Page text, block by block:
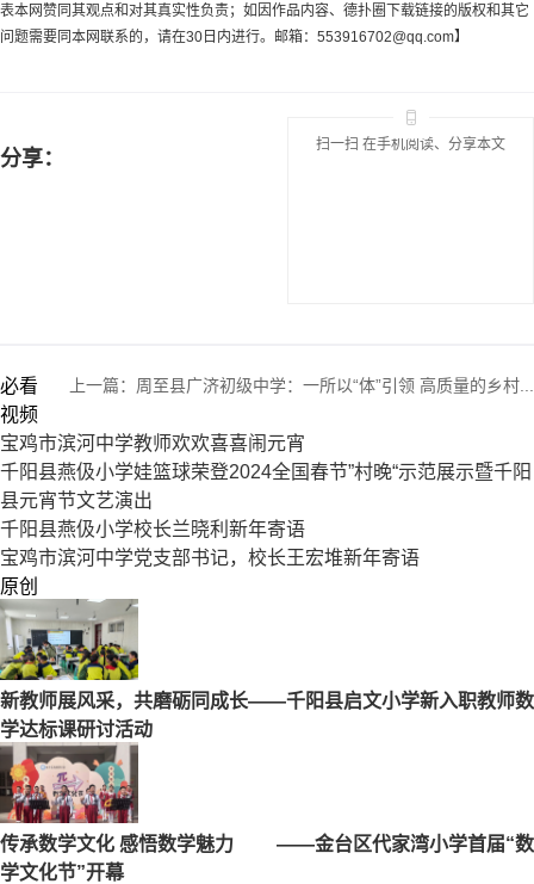
表本网赞同其观点和对其真实性负责；如因作品内容、德扑圈下载链接的版权和其它
问题需要同本网联系的，请在30日内进行。邮箱： 553916702@qq.com】
分享：
扫一扫 在手机阅读、分享本文
上一篇： 周至县广济初级中学：一所以“体”引领 高质量的乡村...
必看
视频
宝鸡市滨河中学教师欢欢喜喜闹元宵
千阳县燕伋小学娃篮球荣登2024全国春节”村晚“示范展示暨千阳
县元宵节文艺演出
千阳县燕伋小学校长兰晓利新年寄语
宝鸡市滨河中学党支部书记，校长王宏堆新年寄语
原创
新教师展风采，共磨砺同成长——千阳县启文小学新入职教师数
学达标课研讨活动
传承数学文化 感悟数学魅力 ——金台区代家湾小学首届“数
学文化节”开幕